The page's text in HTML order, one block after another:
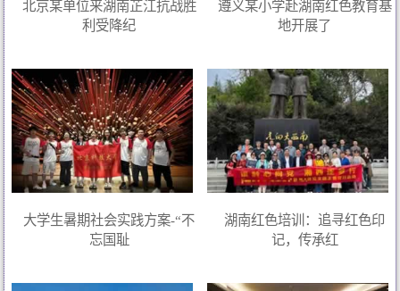
北京某单位来湖南芷江抗战胜
利受降纪
遵义某小学赴湖南红色教育基
地开展了
大学生暑期社会实践方案-“不
忘国耻
湖南红色培训：追寻红色印
记，传承红